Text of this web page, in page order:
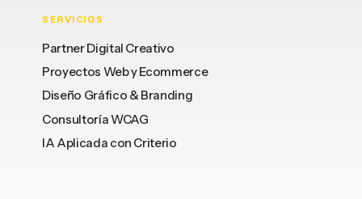
SERVICIOS
Partner Digital Creativo
Proyectos Web y Ecommerce
Diseño Gráfico & Branding
Consultoría WCAG
IA Aplicada con Criterio